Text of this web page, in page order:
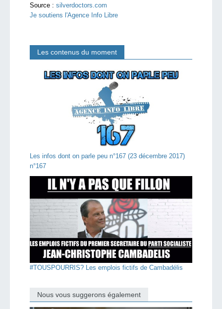
Source : silverdoctors.com
Je soutiens l'Agence Info Libre
Les contenus du moment
Les infos dont on parle peu n°167 (23 décembre 2017)
n°167
#TOUSPOURRIS? Les emplois fictifs de Cambadélis
Nous vous suggerons également